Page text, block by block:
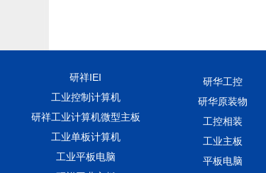
研祥IEI
工业控制计算机
研祥工业计算机微型主板
工业单板计算机
工业平板电脑
研华工控
研华原装物
工控相装
工业主板
平板电脑